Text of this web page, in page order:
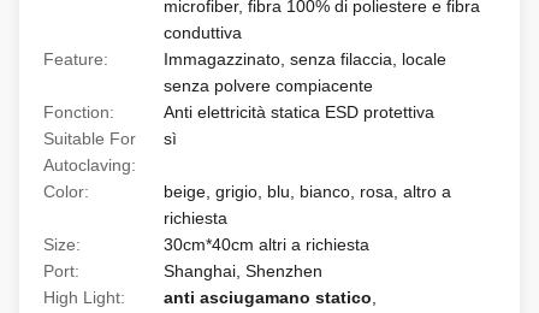
microfiber, fibra 100% di poliestere e fibra
conduttiva
Feature:
Immagazzinato, senza filaccia, locale
senza polvere compiacente
Fonction:
Anti elettricità statica ESD protettiva
Suitable For
Autoclaving:
sì
Color:
beige, grigio, blu, bianco, rosa, altro a
richiesta
Size:
30cm*40cm altri a richiesta
Port:
Shanghai, Shenzhen
High Light:
anti asciugamano statico